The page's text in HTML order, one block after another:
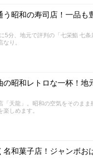
う昭和の寿司店！一品も
5分、地元で評判の「七栄鮨 七
り。
の昭和レトロな一杯！地
「天龍」。昭和の空気をそのまま
しめます。
名和菓子店！ジャンボお